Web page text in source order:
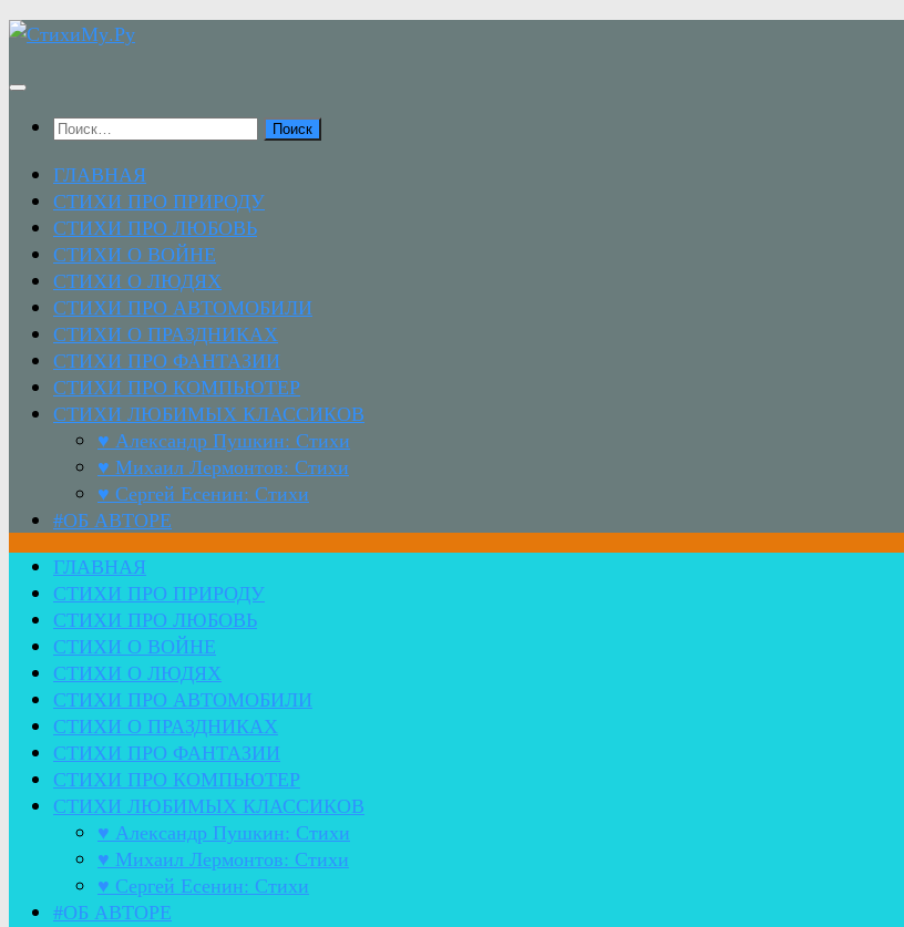
Перейти
содержимому
Найти:
ГЛАВНАЯ
СТИХИ ПРО ПРИРОДУ
СТИХИ ПРО ЛЮБОВЬ
СТИХИ О ВОЙНЕ
СТИХИ О ЛЮДЯХ
СТИХИ ПРО АВТОМОБИЛИ
СТИХИ О ПРАЗДНИКАХ
СТИХИ ПРО ФАНТАЗИИ
СТИХИ ПРО КОМПЬЮТЕР
СТИХИ ЛЮБИМЫХ КЛАССИКОВ
♥ Александр Пушкин: Стихи
♥ Михаил Лермонтов: Стихи
♥ Сергей Есенин: Стихи
#ОБ АВТОРЕ
ГЛАВНАЯ
СТИХИ ПРО ПРИРОДУ
СТИХИ ПРО ЛЮБОВЬ
СТИХИ О ВОЙНЕ
СТИХИ О ЛЮДЯХ
СТИХИ ПРО АВТОМОБИЛИ
СТИХИ О ПРАЗДНИКАХ
СТИХИ ПРО ФАНТАЗИИ
СТИХИ ПРО КОМПЬЮТЕР
СТИХИ ЛЮБИМЫХ КЛАССИКОВ
♥ Александр Пушкин: Стихи
♥ Михаил Лермонтов: Стихи
♥ Сергей Есенин: Стихи
#ОБ АВТОРЕ